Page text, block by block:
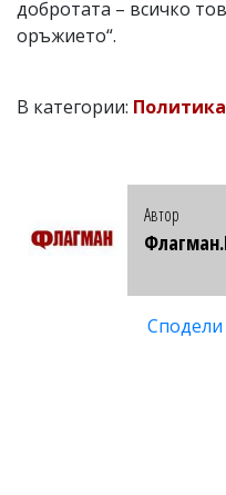
добротата – всичко
оръжието“.
В категории: Политика
Автор
Сподели